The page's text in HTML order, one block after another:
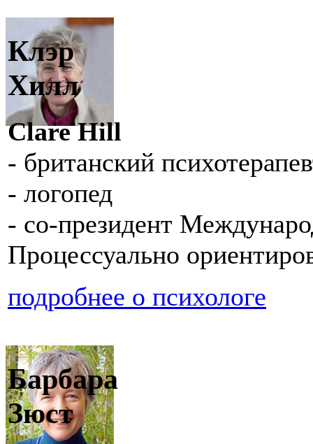
Клэр
Хилл
Clare Hill
- британский
- логопед
- со-президент
Процессуально
подробнее о психологе
Барбара
Зюст